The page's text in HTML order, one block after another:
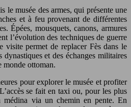
le musée des armes, qui présente une
et à feu provenant de différentes
Épées, mousquets, canons, armures
l’évolution des techniques de guerre
visite permet de replacer Fès dans le
dynastiques et des échanges militaires
monde ottoman.
pour explorer le musée et profiter
se fait en taxi ou, pour les plus
médina via un chemin en pente. En